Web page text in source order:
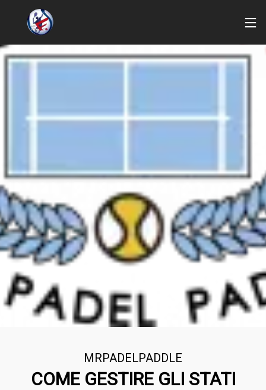
MRPADELPADDLE
COME GESTIRE GLI STATI